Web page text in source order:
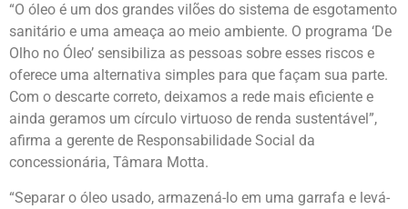
“O óleo é um dos grandes vilões do sistema de esgotamento
sanitário e uma ameaça ao meio ambiente. O programa ‘De
Olho no Óleo’ sensibiliza as pessoas sobre esses riscos e
oferece uma alternativa simples para que façam sua parte.
Com o descarte correto, deixamos a rede mais eficiente e
ainda geramos um círculo virtuoso de renda sustentável”,
afirma a gerente de Responsabilidade Social da
concessionária, Tâmara Motta.
“Separar o óleo usado, armazená-lo em uma garrafa e levá-